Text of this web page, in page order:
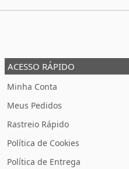
ACESSO RÁPIDO
Minha Conta
Meus Pedidos
Rastreio Rápido
Política de Cookies
Política de Entrega